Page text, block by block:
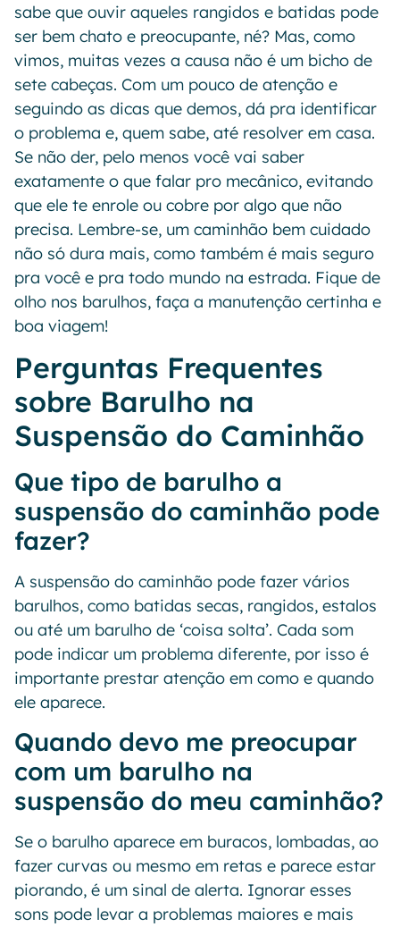
sabe que ouvir aqueles rangidos e batidas pode
ser bem chato e preocupante, né? Mas, como
vimos, muitas vezes a causa não é um bicho de
sete cabeças. Com um pouco de atenção e
seguindo as dicas que demos, dá pra identificar
o problema e, quem sabe, até resolver em casa.
Se não der, pelo menos você vai saber
exatamente o que falar pro mecânico, evitando
que ele te enrole ou cobre por algo que não
precisa. Lembre-se, um caminhão bem cuidado
não só dura mais, como também é mais seguro
pra você e pra todo mundo na estrada. Fique de
olho nos barulhos, faça a manutenção certinha e
boa viagem!
Perguntas Frequentes
sobre Barulho na
Suspensão do Caminhão
Que tipo de barulho a
suspensão do caminhão pode
fazer?
A suspensão do caminhão pode fazer vários
barulhos, como batidas secas, rangidos, estalos
ou até um barulho de ‘coisa solta’. Cada som
pode indicar um problema diferente, por isso é
importante prestar atenção em como e quando
ele aparece.
Quando devo me preocupar
com um barulho na
suspensão do meu caminhão?
Se o barulho aparece em buracos, lombadas, ao
fazer curvas ou mesmo em retas e parece estar
piorando, é um sinal de alerta. Ignorar esses
sons pode levar a problemas maiores e mais